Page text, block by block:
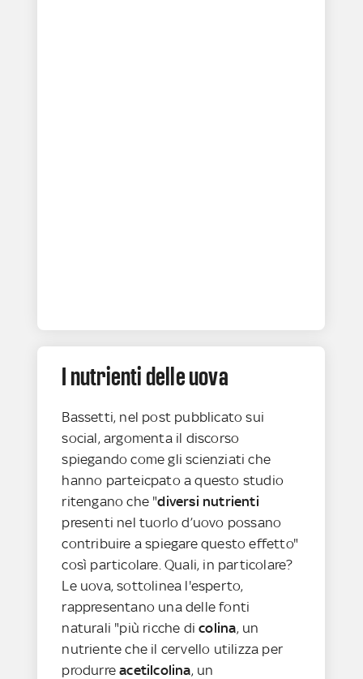
I nutrienti delle uova
Bassetti, nel post pubblicato sui
social, argomenta il discorso
spiegando come gli scienziati che
hanno parteicpato a questo studio
ritengano che "diversi nutrienti
presenti nel tuorlo d’uovo possano
contribuire a spiegare questo effetto"
così particolare. Quali, in particolare?
Le uova, sottolinea l'esperto,
rappresentano una delle fonti
naturali "più ricche dicolina, un
nutriente che il cervello utilizza per
produrreacetilcolina, un